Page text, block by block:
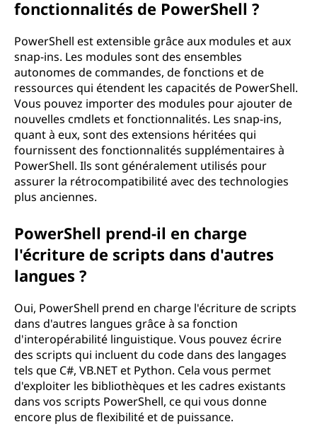
fonctionnalités de PowerShell ?
PowerShell est extensible grâce aux modules et aux
snap-ins. Les modules sont des ensembles
autonomes de commandes, de fonctions et de
ressources qui étendent les capacités de PowerShell.
Vous pouvez importer des modules pour ajouter de
nouvelles cmdlets et fonctionnalités. Les snap-ins,
quant à eux, sont des extensions héritées qui
fournissent des fonctionnalités supplémentaires à
PowerShell. Ils sont généralement utilisés pour
assurer la rétrocompatibilité avec des technologies
plus anciennes.
PowerShell prend-il en charge
l'écriture de scripts dans d'autres
langues ?
Oui, PowerShell prend en charge l'écriture de scripts
dans d'autres langues grâce à sa fonction
d'interopérabilité linguistique. Vous pouvez écrire
des scripts qui incluent du code dans des langages
tels que C#, VB.NET et Python. Cela vous permet
d'exploiter les bibliothèques et les cadres existants
dans vos scripts PowerShell, ce qui vous donne
encore plus de flexibilité et de puissance.